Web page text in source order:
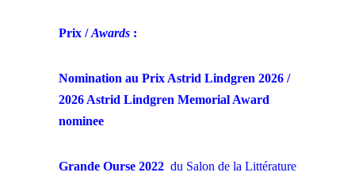
Prix /Awards :
Nomination au Prix Astrid Lindgren 2026 /
2026 Astrid Lindgren Memorial Award
nominee
Grande Ourse 2022 du Salon de la Littérature